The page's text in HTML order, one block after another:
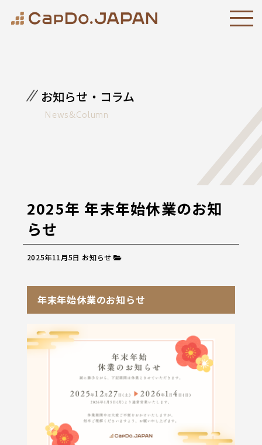
お知らせ・コラム
News&Column
2025年 年末年始休業のお知
らせ
2025年11月5日 お知らせ
年末年始休業のお知らせ